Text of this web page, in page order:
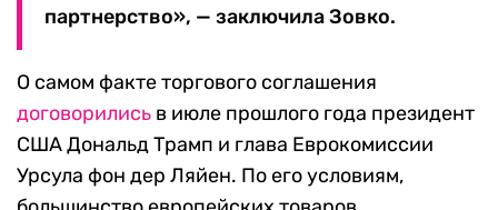
партнерство», — заключила Зовко.
О самом факте торгового соглашения
договорились в июле прошлого года президент
США Дональд Трамп и глава Еврокомиссии
Урсула фон дер Ляйен. По его условиям,